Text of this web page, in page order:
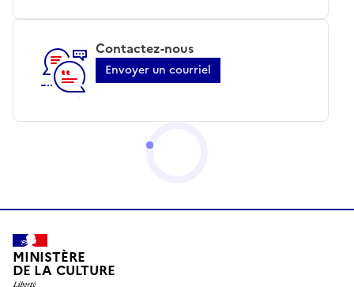
Contactez-nous
Envoyer un courriel
MINISTÈRE
DE LA CULTURE